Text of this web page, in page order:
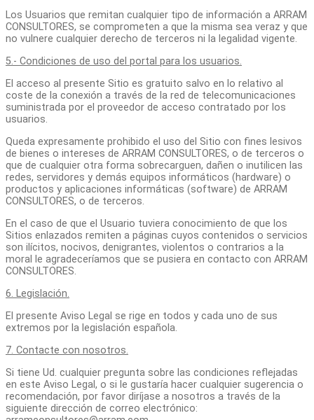
Los Usuarios que remitan cualquier tipo de información a ARRAM
CONSULTORES, se comprometen a que la misma sea veraz y que
no vulnere cualquier derecho de terceros ni la legalidad vigente.
5.- Condiciones de uso del portal para los usuarios.
El acceso al presente Sitio es gratuito salvo en lo relativo al
coste de la conexión a través de la red de telecomunicaciones
suministrada por el proveedor de acceso contratado por los
usuarios.
Queda expresamente prohibido el uso del Sitio con fines lesivos
de bienes o intereses de ARRAM CONSULTORES, o de terceros o
que de cualquier otra forma sobrecarguen, dañen o inutilicen las
redes, servidores y demás equipos informáticos (hardware) o
productos y aplicaciones informáticas (software) de ARRAM
CONSULTORES, o de terceros.
En el caso de que el Usuario tuviera conocimiento de que los
Sitios enlazados remiten a páginas cuyos contenidos o servicios
son ilícitos, nocivos, denigrantes, violentos o contrarios a la
moral le agradeceríamos que se pusiera en contacto con ARRAM
CONSULTORES.
6. Legislación.
El presente Aviso Legal se rige en todos y cada uno de sus
extremos por la legislación española.
7. Contacte con nosotros.
Si tiene Ud. cualquier pregunta sobre las condiciones reflejadas
en este Aviso Legal, o si le gustaría hacer cualquier sugerencia o
recomendación, por favor diríjase a nosotros a través de la
siguiente dirección de correo electrónico: